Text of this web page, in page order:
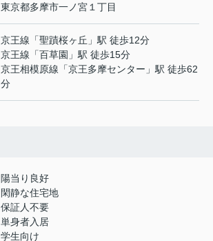
東京都多摩市一ノ宮１丁目
京王線 「聖蹟桜ヶ丘 」駅 徒歩12分
京王線 「百草園 」駅 徒歩15分
京王相模原線 「京王多摩センター 」駅 徒歩62
分
陽当り良好
閑静な住宅地
保証人不要
単身者入居
学生向け